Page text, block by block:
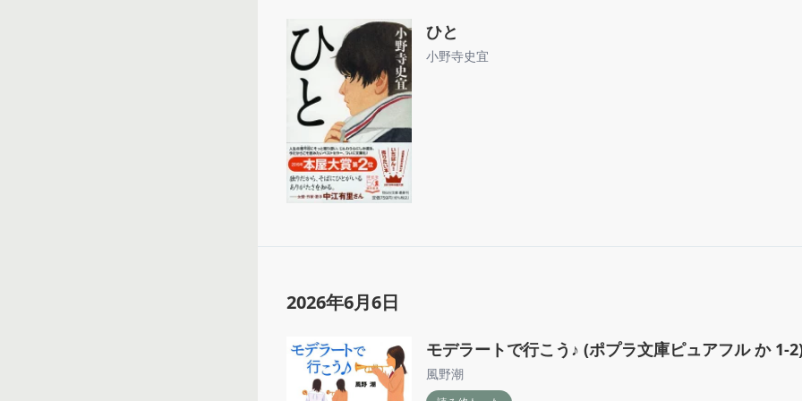
ひと
小野寺史宜
2026年6月6日
モデラートで行こう♪ (ポプラ文庫ピュアフル か 1-
風野潮